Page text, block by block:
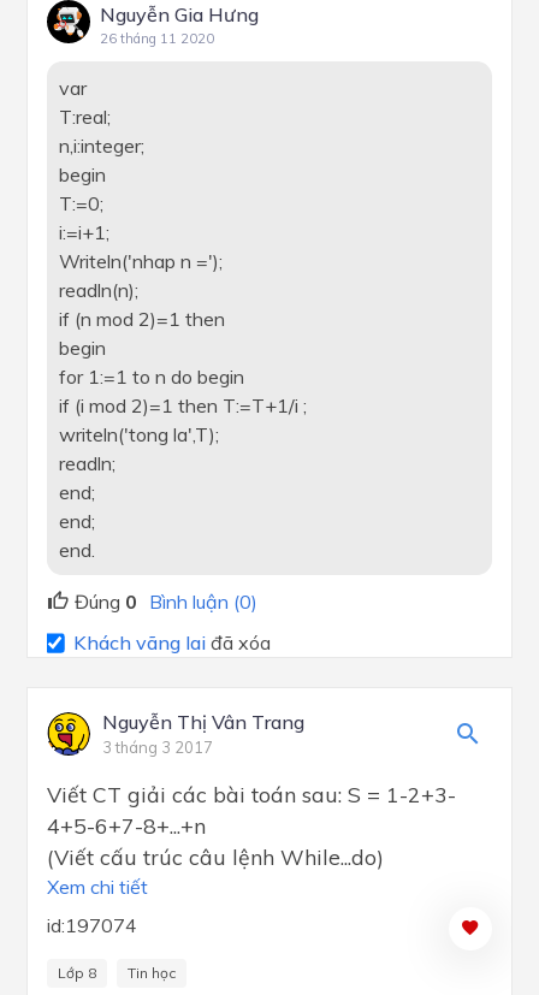
Nguyễn Gia Hưng
26 tháng 11 2020
var
T:real;
n,i:integer;
begin
T:=0;
i:=i+1;
Writeln('nhap n =');
readln(n);
if (n mod 2)=1 then
begin
for 1:=1 to n do begin
if (i mod 2)=1 then T:=T+1/i ;
writeln('tong la',T);
readln;
end;
end;
end.
Đúng 0 Bình luận (0)
Khách vãng lai đã xóa
Nguyễn Thị Vân Trang
3 tháng 3 2017
Viết CT giải các bài toán sau: S = 1-2+3-
4+5-6+7-8+...+n
(Viết cấu trúc câu lệnh While...do)
Xem chi tiết
id:197074
Lớp 8 Tin học